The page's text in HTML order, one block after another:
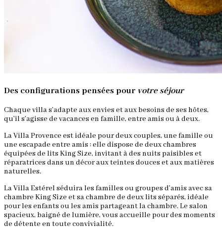
Des configurations pensées pour votre séjour
Chaque villa s’adapte aux envies et aux besoins de ses hôtes,
qu’il s’agisse de vacances en famille, entre amis ou à deux.
La Villa Provence est idéale pour deux couples, une famille ou
une escapade entre amis : elle dispose de deux chambres
équipées de lits King Size, invitant à des nuits paisibles et
réparatrices dans un décor aux teintes douces et aux matières
naturelles.
La Villa Estérel séduira les familles ou groupes d’amis avec sa
chambre King Size et sa chambre de deux lits séparés, idéale
pour les enfants ou les amis partageant la chambre. Le salon
spacieux, baigné de lumière, vous accueille pour des moments
de détente en toute convivialité.